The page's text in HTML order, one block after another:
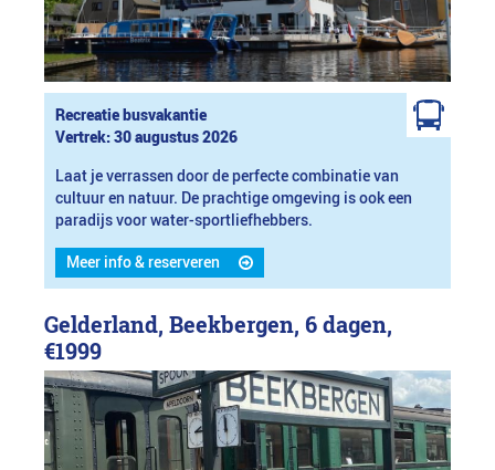
Recreatie busvakantie
Vertrek: 30 augustus 2026
Laat je verrassen door de perfecte combinatie van
cultuur en natuur. De prachtige omgeving is ook een
paradijs voor water-sportliefhebbers.
Meer info & reserveren
Gelderland, Beekbergen, 6 dagen,
€1999